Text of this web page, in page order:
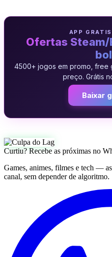
APP
Ofertas Steam/
4500+ jogos em promo, free
preço. Grátis
Baixar
Curtiu? Recebe as próximas no
Games, animes, filmes e tech —
canal, sem depender de algoritmo.